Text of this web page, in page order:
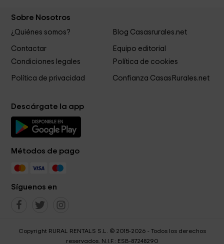
Sobre Nosotros
¿Quiénes somos? Blog Casasrurales.net
Contactar
Equipo editorial
Condiciones legales
Política de cookies
Política de privacidad Confianza CasasRurales.net
Descárgate la app
Métodos de pago
Síguenos en
Copyright RURAL RENTALS S.L. © 2015-2026 - Todos los derechos
reservados. N.I.F.: ESB-87248290